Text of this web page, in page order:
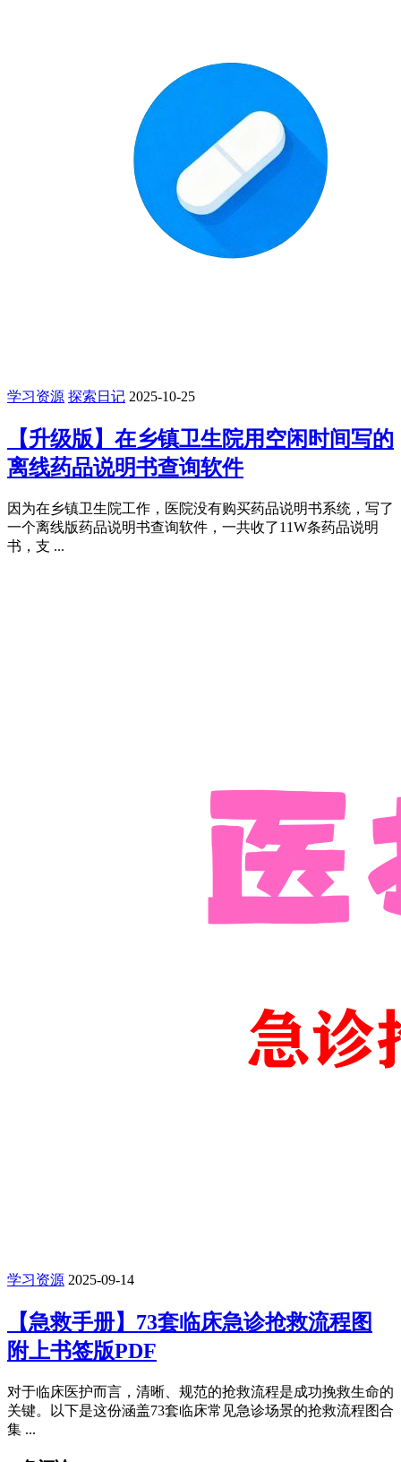
学习资源 探索日记 2025-10-25
【升级版】在乡镇卫生院用空闲时间写的
离线药品说明书查询软件
因为在乡镇卫生院工作，医院没有购买药品说明书系统，写了
一个离线版药品说明书查询软件，一共收了11W条药品说明
书，支 ...
学习资源 2025-09-14
【急救手册】73套临床急诊抢救流程图
附上书签版PDF
对于临床医护而言，清晰、规范的抢救流程是成功挽救生命的
关键。以下是这份涵盖73套临床常见急诊场景的抢救流程图合
集 ...